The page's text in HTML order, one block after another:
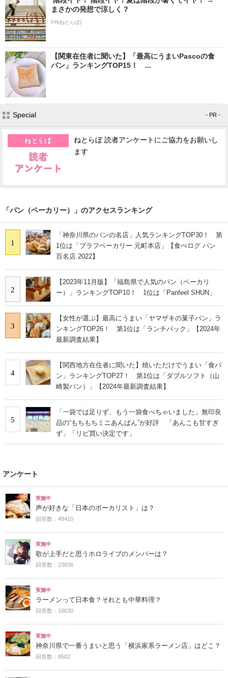
まさかの発想で涼しく？
PR(ねとらぼ)
【関東在住者に聞いた】「最高にうまいPascoの食
パン」ランキングTOP15！ ...
Special - PR -
ねとらぼ 読者アンケートにご協力をお願いし
ます
「パン（ベーカリー）」のアクセスランキング
1
「神奈川県のパンの名店」人気ランキングTOP30！ 第
1位は「ブラフベーカリー 元町本店」【食べログ パン
百名店 2022】
2
【2023年11月版】「福島県で人気のパン（ベーカリ
ー）」ランキングTOP10！ 1位は「Panfeel SHUN」
3
【女性が選ぶ】最高にうまい「ヤマザキの菓子パン」ラ
ンキングTOP26！ 第1位は「ランチパック」【2024年
最新調査結果】
4
【関西地方在住者に聞いた】焼いただけでうまい「食パ
ン」ランキングTOP27！ 第1位は「ダブルソフト（山
崎製パン）」【2024年最新調査結果】
5
「一袋では足りず、もう一袋食べちゃいました」無印良
品の“もちもちミニあんぱん”が好評 「あんこも甘すぎ
ず」「リピ買い決定です」
アンケート
実施中
声が好きな「日本のボーカリスト」は？
回答数：49410
実施中
歌が上手だと思うホロライブのメンバーは？
回答数：23836
実施中
ラーメンって日本食？それとも中華料理？
回答数：19630
実施中
神奈川県で一番うまいと思う「横浜家系ラーメン店」はどこ？
回答数：8502